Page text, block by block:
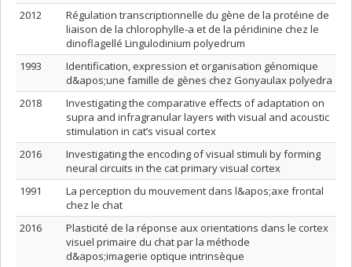
2012
Régulation transcriptionnelle du gène de la protéine de
liaison de la chlorophylle-a et de la péridinine chez le
dinoflagellé Lingulodinium polyedrum
1993
Identification, expression et organisation génomique
d&apos;une famille de gènes chez Gonyaulax polyedra
2018
Investigating the comparative effects of adaptation on
supra and infragranular layers with visual and acoustic
stimulation in cat’s visual cortex
2016
Investigating the encoding of visual stimuli by forming
neural circuits in the cat primary visual cortex
1991
La perception du mouvement dans l&apos;axe frontal
chez le chat
2016
Plasticité de la réponse aux orientations dans le cortex
visuel primaire du chat par la méthode
d&apos;imagerie optique intrinsèque